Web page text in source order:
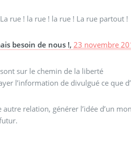
rue ! la rue ! la rue ! La rue partout !
besoin de nous !,23 novembre
sur le chemin de la liberté
l’information de divulgué ce que
relation, générer l’idée d’un